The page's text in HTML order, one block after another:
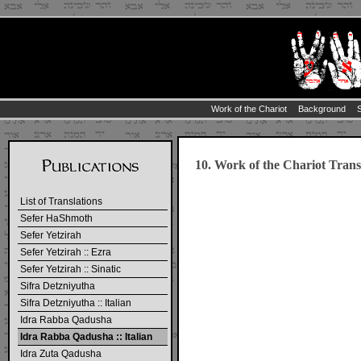
Work of the Chariot Background
List of Translations
Sefer HaShmoth
Sefer Yetzirah
Sefer Yetzirah :: Ezra
Sefer Yetzirah :: Sinatic
Sifra Detzniyutha
Sifra Detzniyutha :: Italian
Idra Rabba Qadusha
Idra Rabba Qadusha :: Italian
Idra Zuta Qadusha
10. Work of the Chariot